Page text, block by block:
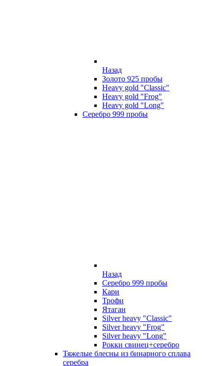
Назад
Золото 925 пробы
Heavy gold "Classic"
Heavy gold "Frog"
Heavy gold "Long"
Серебро 999 пробы
Назад
Серебро 999 пробы
Кари
Трофи
Ятаган
Silver heavy "Classic"
Silver heavy "Frog"
Silver heavy "Long"
Рокки свинец+серебро
Тяжелые блесны из бинарного сплава
серебра